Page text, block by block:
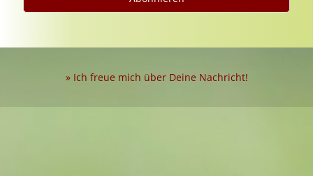
» Ich freue mich über Deine Nachricht!